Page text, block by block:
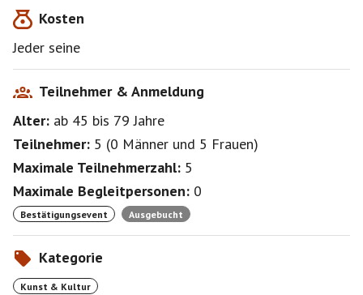
Kosten
Jeder seine
Teilnehmer & Anmeldung
Alter: ab 45 bis 79Jahre
Teilnehmer: 5 (0 Männer und 5 Frauen)
Maximale Teilnehmerzahl: 5
Maximale Begleitpersonen: 0
Bestätigungsevent Ausgebucht
Kategorie
Kunst & Kultur